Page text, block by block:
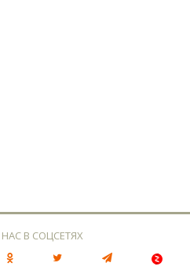
В СОЦСЕТЯХ